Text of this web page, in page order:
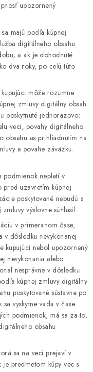
upozornený
majú podľa kúpnej
digitálneho obsahu
a ak je dohodnuté
dva roky, po celú túto
môže rozumne
zmluvy digitálny obsah
poskytnuté jednorazovo;
veci, povahy digitálneho
obsahu as prihliadnutím na
a povahe záväzku.
podmienok neplatí v
uzavretím kúpnej
poskytované nebudú a
výslovne súhlasil.
v primeranom čase,
dôsledku nevykonanej
kupujúci nebol upozornený
nevykonania alebo
nesprávne v dôsledku
kúpnej zmluvy digitálny
poskytované sústavne po
vyskytne vada v čase
podmienok, má sa za to,
obsahu
sa na veci prejaví v
predmetom kúpy vec s